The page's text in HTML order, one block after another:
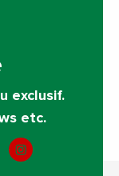
exclusif.
etc.